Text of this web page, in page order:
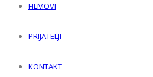
FILMOVI
PRIJATELJI
KONTAKT